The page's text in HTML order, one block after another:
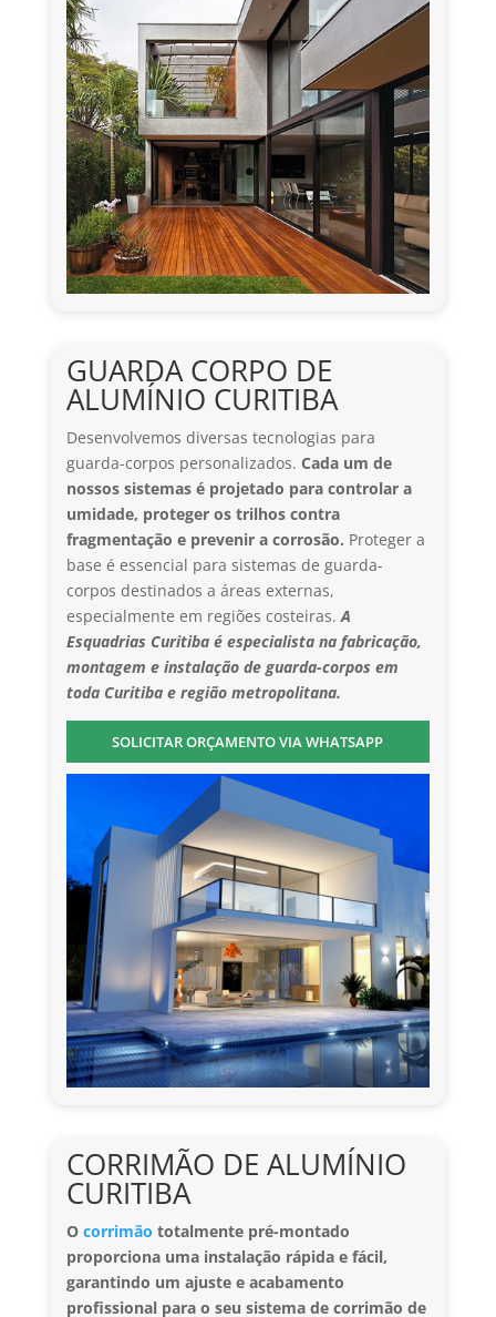
GUARDA CORPO DE
ALUMÍNIO CURITIBA
Desenvolvemos diversas tecnologias para
guarda-corpos personalizados. Cada um de
nossos sistemas é projetado para controlar a
umidade, proteger os trilhos contra
fragmentação e prevenir a corrosão. Proteger a
base é essencial para sistemas de guarda-
corpos destinados a áreas externas,
especialmente em regiões costeiras. A
Esquadrias Curitiba é especialista na fabricação,
montagem e instalação de guarda-corpos em
toda Curitiba e região metropolitana.
SOLICITAR ORÇAMENTO VIA WHATSAPP
CORRIMÃO DE ALUMÍNIO
CURITIBA
O corrimão totalmente pré-montado
proporciona uma instalação rápida e fácil,
garantindo um ajuste e acabamento
profissional para o seu sistema de corrimão de